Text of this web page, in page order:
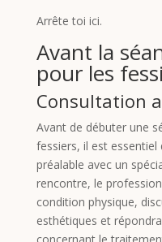
Arrête toi ici.
Avant la
pour les
Consultation
Avant de débuter une
fessiers, il est
préalable avec un
rencontre, le
condition physique,
esthétiques et